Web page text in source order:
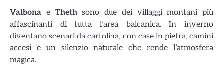
Valbona e Thethsono due dei villaggi montani più
affascinanti di tutta l’area balcanica. In inverno
diventano scenari da cartolina, con case in pietra, camini
accesi e un silenzio naturale che rende l’atmosfera
magica.